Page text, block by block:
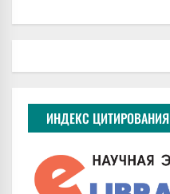
ИНДЕКС ЦИТИРОВАНИЯ